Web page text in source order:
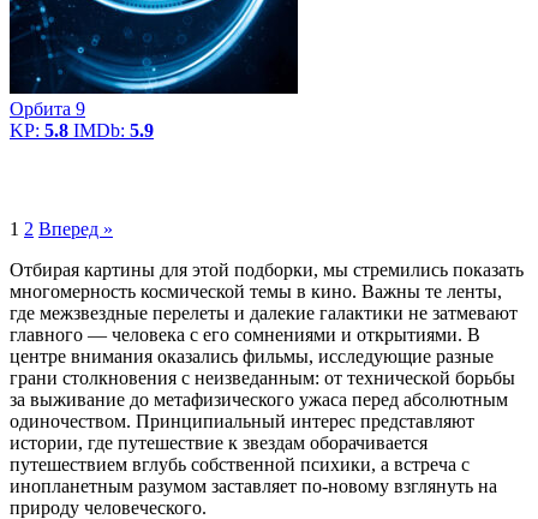
Орбита 9
KP: 5.8 IMDb: 5.9
1 2 Вперед »
Отбирая картины для этой подборки, мы стремились показать
многомерность космической темы в кино. Важны те ленты,
где межзвездные перелеты и далекие галактики не затмевают
главного — человека с его сомнениями и открытиями. В
центре внимания оказались фильмы, исследующие разные
грани столкновения с неизведанным: от технической борьбы
за выживание до метафизического ужаса перед абсолютным
одиночеством. Принципиальный интерес представляют
истории, где путешествие к звездам оборачивается
путешествием вглубь собственной психики, а встреча с
инопланетным разумом заставляет по-новому взглянуть на
природу человеческого.